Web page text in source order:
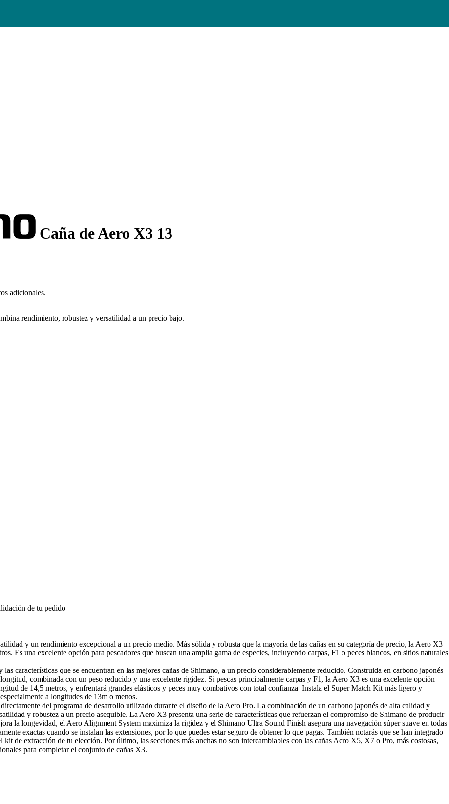
Caña de Aero X3 13
adicionales.
rendimiento, robustez y versatilidad a un precio bajo.
de tu pedido
y un rendimiento excepcional a un precio medio. Más sólida y robusta que la mayoría de las cañas en su categoría de precio, la Aero X3
Es una excelente opción para pescadores que buscan una amplia gama de especies, incluyendo carpas, F1 o peces blancos, en sitios naturales
características que se encuentran en las mejores cañas de Shimano, a un precio considerablemente reducido. Construida en carbono japonés
combinada con un peso reducido y una excelente rigidez. Si pescas principalmente carpas y F1, la Aero X3 es una excelente opción
de 14,5 metros, y enfrentará grandes elásticos y peces muy combativos con total confianza. Instala el Super Match Kit más ligero y
a longitudes de 13m o menos.
del programa de desarrollo utilizado durante el diseño de la Aero Pro. La combinación de un carbono japonés de alta calidad y
y robustez a un precio asequible. La Aero X3 presenta una serie de características que refuerzan el compromiso de Shimano de producir
la longevidad, el Aero Alignment System maximiza la rigidez y el Shimano Ultra Sound Finish asegura una navegación súper suave en todas
exactas cuando se instalan las extensiones, por lo que puedes estar seguro de obtener lo que pagas. También notarás que se han integrado
de extracción de tu elección. Por último, las secciones más anchas no son intercambiables con las cañas Aero X5, X7 o Pro, más costosas,
para completar el conjunto de cañas X3.